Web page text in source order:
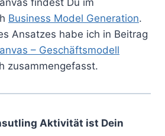
Business Model Generation.
Ansatzes habe ich in Beitrag
– Geschäftsmodell
zusammengefasst.
Aktivität ist Dein